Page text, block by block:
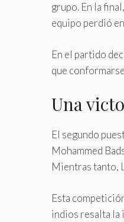
grupo. En la
equipo perdió
En el partido
que
Una
El segundo
Mohammed
Mientras tanto,
Esta
indios resalta la